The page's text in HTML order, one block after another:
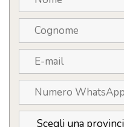
quantità